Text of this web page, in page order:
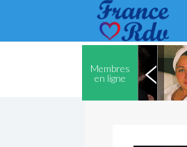
Membres
en ligne